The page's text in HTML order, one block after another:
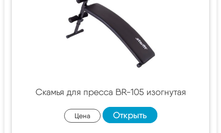
Скамья для пресса BR-105 изогнутая
Цена Открыть